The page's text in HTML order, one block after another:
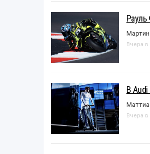
Рауль
Мартин
Вчера в
В
Маттиа
Вчера в